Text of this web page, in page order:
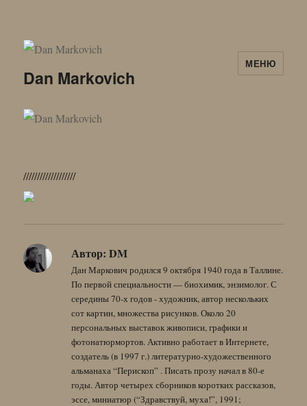
Dan Markovich
МЕНЮ
///////////////////
Автор: DM
Дан Маркович родился 9 октября 1940 года в Таллине.
По первой специальности — биохимик, энзимолог. С
середины 70-х годов - художник, автор нескольких
сот картин, множества рисунков. Около 20
персональных выставок живописи, графики и
фотонатюрмортов. Активно работает в Интернете,
создатель (в 1997 г.) литературно-художественного
альманаха “Перископ” . Писать прозу начал в 80-е
годы. Автор четырех сборников коротких рассказов,
эссе, миниатюр (“Здравствуй, муха!”, 1991;